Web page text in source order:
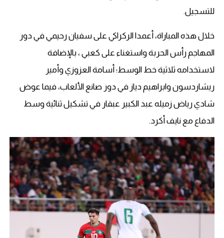
للتسجيل.
خلال هذه المباراة، أعمدا الركراكي على سفيان رحيمي في دور
المهاجم رأس الحربة واستغناء على كعبي ، بالإضافة
لاستخدامه ثلاثية خط الوسط؛ أسامة العزوزي وأمير
ريشاردسون وابراهيم دياز في دور صانع الألعاب، فيما عوض
شادي رياض زميله عبد الكبير عبقار في تشكيل ثنائية وسط
الدفاع مع نايف أكرد.